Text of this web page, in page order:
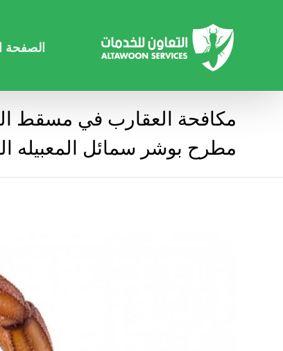
الصفحة
مكافحة العقارب في مسقط
مطرح بوشر سمائل المعبيله